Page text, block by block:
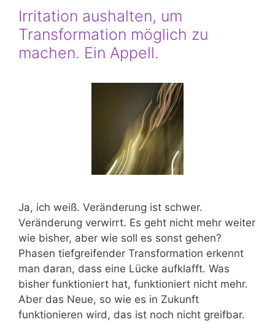
Irritation aushalten, um
Transformation möglich zu
machen. Ein Appell.
Ja, ich weiß. Veränderung ist schwer.
Veränderung verwirrt. Es geht nicht mehr weiter
wie bisher, aber wie soll es sonst gehen?
Phasen tiefgreifender Transformation erkennt
man daran, dass eine Lücke aufklafft. Was
bisher funktioniert hat, funktioniert nicht mehr.
Aber das Neue, so wie es in Zukunft
funktionieren wird, das ist noch nicht greifbar.